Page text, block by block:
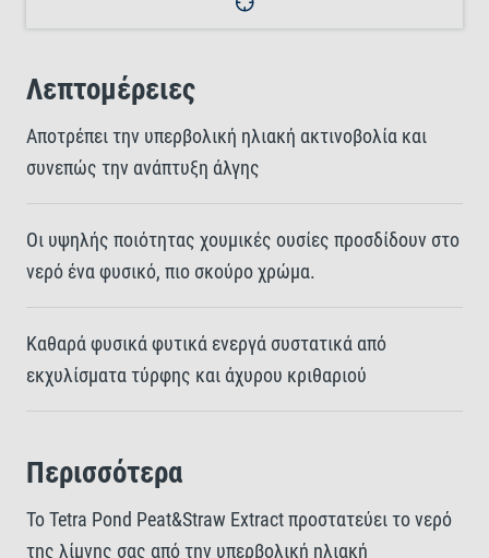
Λεπτομέρειες
Αποτρέπει την υπερβολική ηλιακή ακτινοβολία και
συνεπώς την ανάπτυξη άλγης
Οι υψηλής ποιότητας χουμικές ουσίες προσδίδουν στο
νερό ένα φυσικό, πιο σκούρο χρώμα.
Καθαρά φυσικά φυτικά ενεργά συστατικά από
εκχυλίσματα τύρφης και άχυρου κριθαριού
Περισσότερα
Το Tetra Pond Peat&Straw Extract προστατεύει το νερό
της λίμνης σας από την υπερβολική ηλιακή